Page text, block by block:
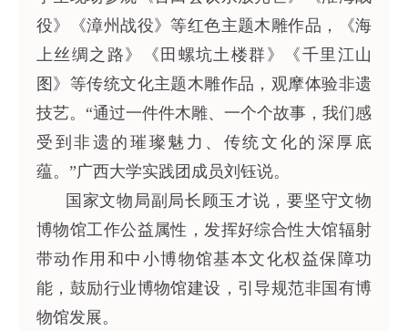
役》《漳州战役》等红色主题木雕作品，《海
上丝绸之路》《田螺坑土楼群》《千里江山
图》等传统文化主题木雕作品，观摩体验非遗
技艺。“通过一件件木雕、一个个故事，我们感
受到非遗的璀璨魅力、传统文化的深厚底
蕴。”广西大学实践团成员刘钰说。
国家文物局副局长顾玉才说，要坚守文物
博物馆工作公益属性，发挥好综合性大馆辐射
带动作用和中小博物馆基本文化权益保障功
能，鼓励行业博物馆建设，引导规范非国有博
物馆发展。